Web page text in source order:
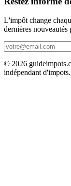
L'impôt change
dernières nouveautés
© 2026
indépendant